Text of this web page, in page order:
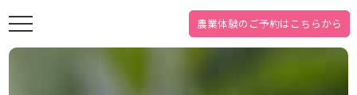
農業体験の ご予約はこちらから